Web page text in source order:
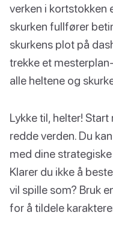
verken i kortstokken
skurken fullfører
skurkens plot på
trekke et
alle heltene og
Lykke til, helter!
redde verden. Du
med dine
Klarer du ikke å
vil spille som? Bruk
for å tildele